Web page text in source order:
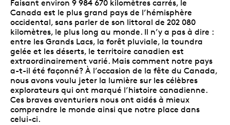
Faisant environ 9 984 670 kilomètres carrés, le
Canada est le plus grand pays de l’hémisphère
occidental, sans parler de son littoral de 202 080
kilomètres, le plus long au monde. Il n’y a pas à dire :
entre les Grands Lacs, la forêt pluviale, la toundra
gelée et les déserts, le territoire canadien est
extraordinairement varié. Mais comment notre pays
a-t-il été façonné? À l’occasion de la fête du Canada,
nous avons voulu jeter la lumière sur les célèbres
explorateurs qui ont marqué l’histoire canadienne.
Ces braves aventuriers nous ont aidés à mieux
comprendre le monde ainsi que notre place dans
celui-ci.